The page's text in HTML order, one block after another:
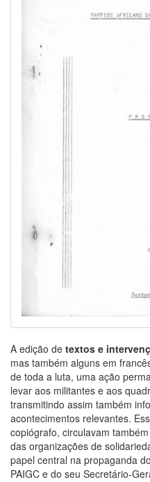
A edição de textos e
mas também alguns em
de toda a luta, uma ação
levar aos militantes e aos
transmitindo assim também
acontecimentos relevantes.
copiógrafo, circulavam
das organizações de
papel central na propaganda
PAIGC e do seu Secretário-